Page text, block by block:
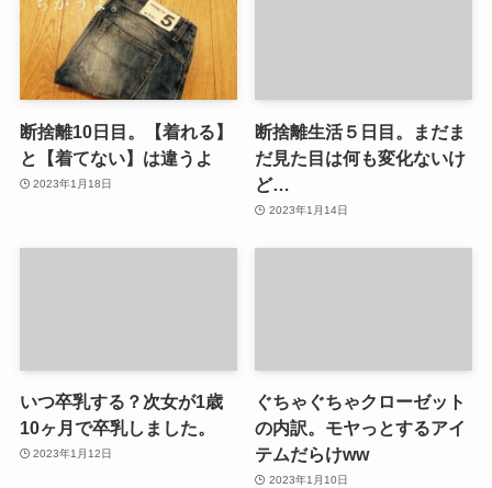
断捨離10日目。【着れる】
と【着てない】は違うよ
2023年1月18日
断捨離生活５日目。まだま
だ見た目は何も変化ないけ
ど…
2023年1月14日
いつ卒乳する？次女が1歳
10ヶ月で卒乳しました。
2023年1月12日
ぐちゃぐちゃクローゼット
の内訳。モヤっとするアイ
テムだらけww
2023年1月10日